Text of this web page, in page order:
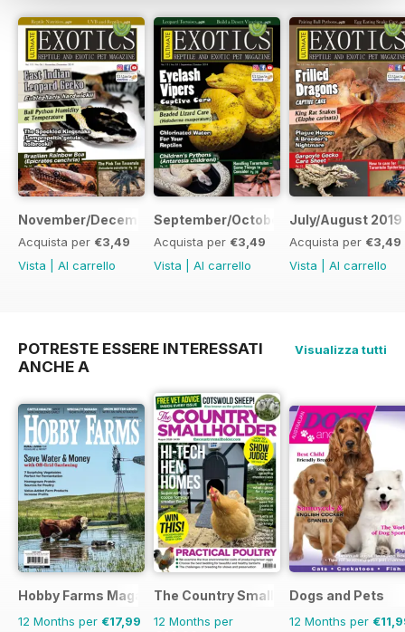
November/December 2019
Acquista per €3,49
Vista
Al carrello
September/October 2019
Acquista per €3,49
Vista
Al carrello
July/August 2019
Acquista per €3,49
Vista
Al carrello
POTRESTE ESSERE INTERESSATI
ANCHE A
Visualizza tutti
Hobby Farms Magazine
12 Months per €17,99
The Country Smallholder
12 Months per
Dogs and Pets
12 Months per